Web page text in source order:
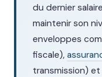
du dernier
maintenir son
enveloppes
fiscale),
transmission) et